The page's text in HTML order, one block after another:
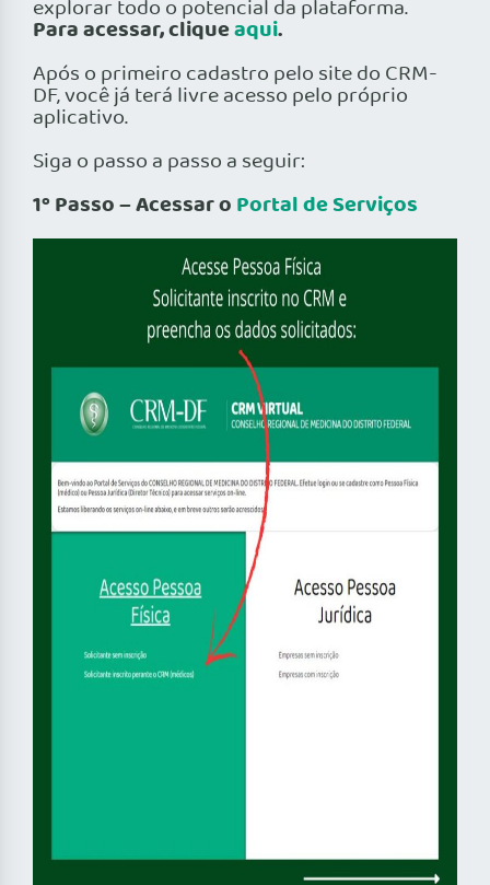
explorar todo o potencial da plataforma.
Para acessar, cliqueaqui.
Após o primeiro cadastro pelo site do CRM-
DF, você já terá livre acesso pelo próprio
aplicativo.
Siga o passo a passo a seguir:
1º Passo – Acessar oPortal de Serviços